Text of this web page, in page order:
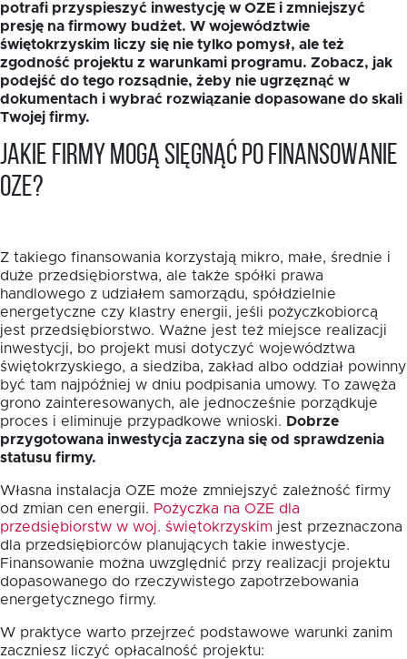
EN
potrafi przyspieszyć inwestycję w OZE i zmniejszyć
presję na firmowy budżet. W województwie
świętokrzyskim liczy się nie tylko pomysł, ale też
zgodność projektu z warunkami programu. Zobacz, jak
podejść do tego rozsądnie, żeby nie ugrzęznąć w
dokumentach i wybrać rozwiązanie dopasowane do skali
Twojej firmy.
Jakie firmy mogą sięgnąć po finansowanie
OZE?
Z takiego finansowania korzystają mikro, małe, średnie i
duże przedsiębiorstwa, ale także spółki prawa
handlowego z udziałem samorządu, spółdzielnie
energetyczne czy klastry energii, jeśli pożyczkobiorcą
jest przedsiębiorstwo. Ważne jest też miejsce realizacji
inwestycji, bo projekt musi dotyczyć województwa
świętokrzyskiego, a siedziba, zakład albo oddział powinny
być tam najpóźniej w dniu podpisania umowy. To zawęża
grono zainteresowanych, ale jednocześnie porządkuje
proces i eliminuje przypadkowe wnioski. Dobrze
przygotowana inwestycja zaczyna się od sprawdzenia
statusu firmy.
Własna instalacja OZE może zmniejszyć zależność firmy
od zmian cen energii. Pożyczka na OZE dla
przedsiębiorstw w woj. świętokrzyskim jest przeznaczona
dla przedsiębiorców planujących takie inwestycje.
Finansowanie można uwzględnić przy realizacji projektu
dopasowanego do rzeczywistego zapotrzebowania
energetycznego firmy.
W praktyce warto przejrzeć podstawowe warunki zanim
zaczniesz liczyć opłacalność projektu: